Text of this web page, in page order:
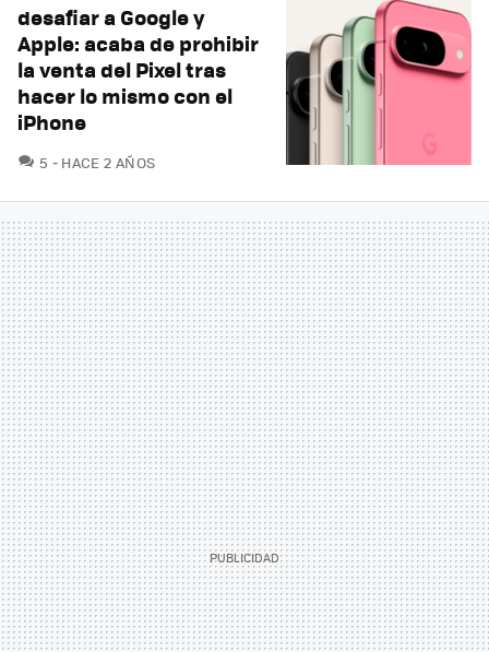
desafiar a Google y
Apple: acaba de prohibir
la venta del Pixel tras
hacer lo mismo con el
iPhone
5 COMENTARIOS
HACE 2 AÑOS